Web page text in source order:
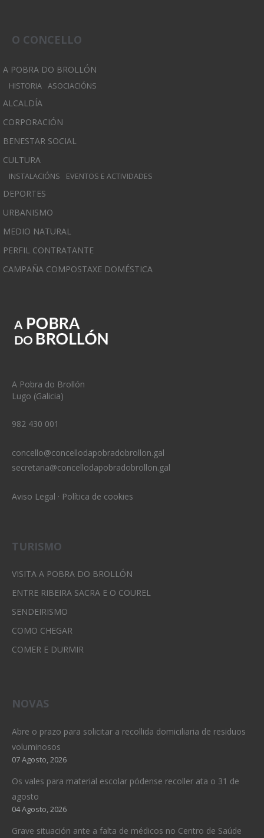
O CONCELLO
A POBRA DO BROLLÓN
HISTORIA ASOCIACIÓNS
ALCALDÍA
CORPORACIÓN
BENESTAR SOCIAL
CULTURA
INSTALACIÓNS EVENTOS E ACTIVIDADES
DEPORTES
URBANISMO
MEDIO NATURAL
PERFIL CONTRATANTE
CAMPAÑA COMPOSTAXE DOMÉSTICA
A Pobra do Brollón
Lugo (Galicia)
982 430 001
concello@concellodapobradobrollon.gal
secretaria@concellodapobradobrollon.gal
Aviso Legal · Política de cookies
TURISMO
VISITA A POBRA DO BROLLÓN
ENTRE RIBEIRA SACRA E O COUREL
SENDEIRISMO
COMO CHEGAR
COMER E DURMIR
NOVAS
Abre o prazo para solicitar a recollida domiciliaria de residuos
voluminosos
07 Agosto, 2026
Os vales para material escolar pódense recoller ata o 31 de
agosto
04 Agosto, 2026
Grave situación ante a falta de médicos no Centro de Saúde